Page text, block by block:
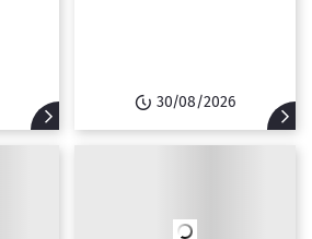
30/08/2026